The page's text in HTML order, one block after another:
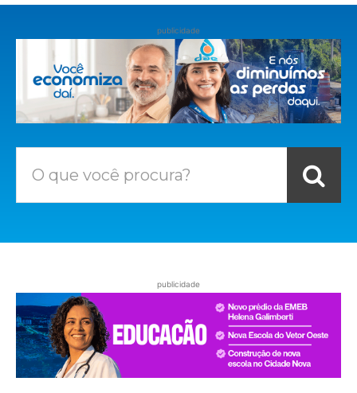
publicidade
O que você procura?
publicidade